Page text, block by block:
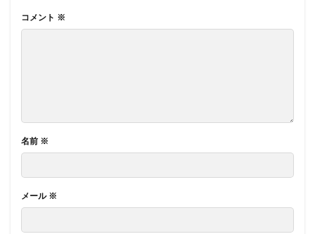
コメント ※
名前 ※
メール ※